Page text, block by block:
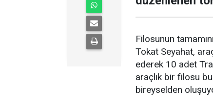
Filosunun
Tokat Seyahat,
ederek 10 adet
araçlık bir filosu
bireyselden